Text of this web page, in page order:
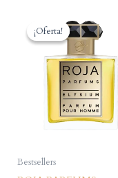
¡Oferta!
¡Oferta!
Bestsellers